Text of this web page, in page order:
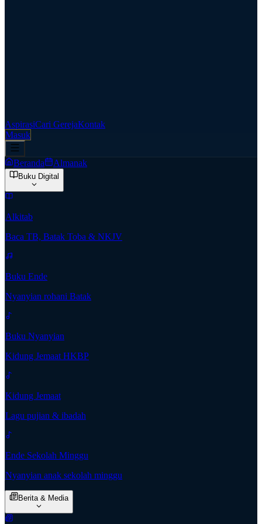
AspirasiCari GerejaKontak
Masuk
Beranda Almanak
Buku Digital
Alkitab
Baca TB, Batak Toba & NKJV
Buku Ende
Nyanyian rohani Batak
Buku Nyanyian
Kidung Jemaat HKBP
Kidung Jemaat
Lagu pujian & ibadah
Ende Sekolah Minggu
Nyanyian anak sekolah minggu
Berita & Media